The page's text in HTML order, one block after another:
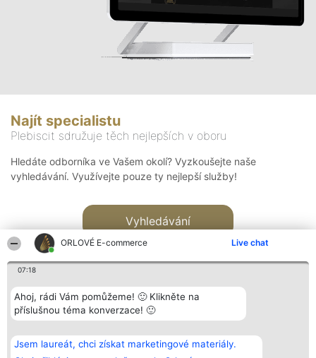
ORLOVÉ E-commerce Live chat
07:18
Ahoj, rádi Vám pomůžeme! 🙂 Klikněte na
příslušnou téma konverzace! 🙂
Jsem laureát, chci získat marketingové materiály.
Najít specialistu
Plebiscit sdružuje těch nejlepších v oboru
Hledáte odborníka ve Vašem okolí? Vyzkoušejte naše
vyhledávání. Využívejte pouze ty nejlepší služby!
Vyhledávání
Bright Side Solutions sp. z o.
o. sp. k.
ul. Ruska 22
Vítězové
Seznam všech
laureátů
Kontakt